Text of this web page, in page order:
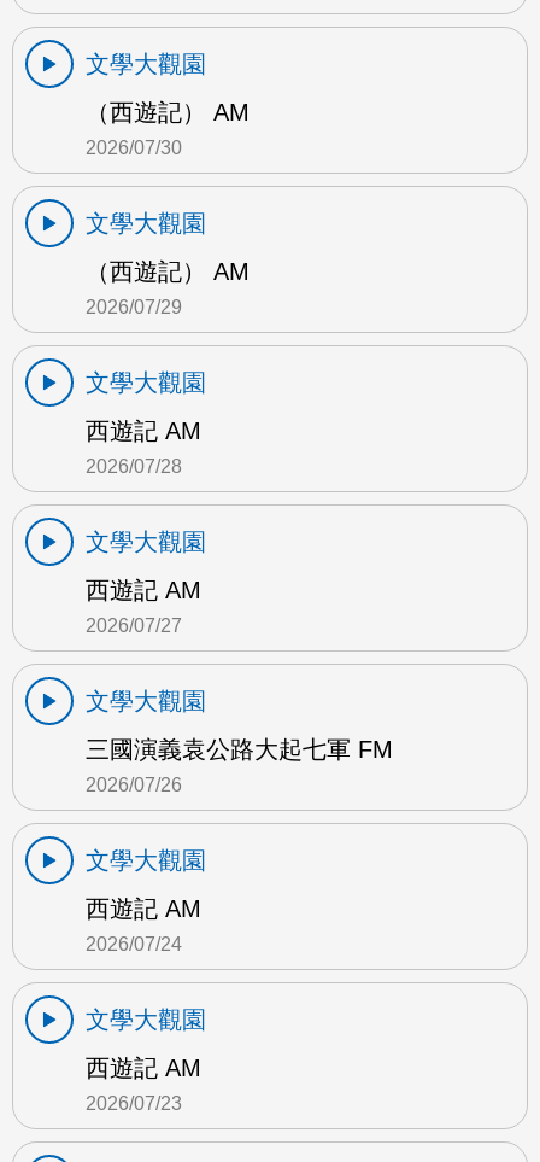
文學大觀園
（西遊記） AM
2026/07/30
文學大觀園
（西遊記） AM
2026/07/29
文學大觀園
西遊記 AM
2026/07/28
文學大觀園
西遊記 AM
2026/07/27
文學大觀園
三國演義袁公路大起七軍 FM
2026/07/26
文學大觀園
西遊記 AM
2026/07/24
文學大觀園
西遊記 AM
2026/07/23